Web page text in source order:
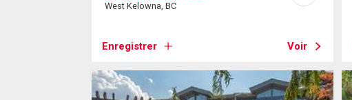
West Kelowna, BC
Enregistrer Voir